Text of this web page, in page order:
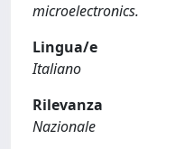
microelectronics.
Lingua/e
Italiano
Rilevanza
Nazionale